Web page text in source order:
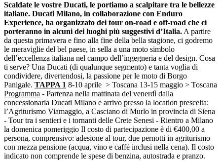
Scaldate le vostre Ducati, le portiamo a scalpitare tra le bellezze
italiane. Ducati Milano, in collaborazione con Enduro
Experience, ha organizzato dei tour on-road e off-road che ci
porteranno in alcuni dei luoghi più suggestivi d’Italia. A partire
da questa primavera e fino alla fine della bella stagione, ci godremo
le meraviglie del bel paese, in sella a una moto simbolo
dell’eccellenza italiana nel campo dell’ingegneria e del design. Cosa
ti serve? Una Ducati (di qualunque segmento) e tanta voglia di
condividere, divertendosi, la passione per le moto di Borgo
Panigale. TAPPA 1 8-10 aprile > Toscana 13-15 maggio > Toscana
Programma - Partenza nella mattinata del venerdì dalla
concessionaria Ducati Milano e arrivo presso la location prescelta:
l’Agriturismo Viamaggio, a Casciano di Murlo in provincia di Siena
- Tour tra i sentieri e i tornanti delle Crete Senesi - Rientro a Milano
la domenica pomeriggio Il costo di partecipazione è di €400,00 a
persona, comprensivo: adesione al tour, due pernotti in agriturismo
con mezza pensione (acqua, vino e caffè inclusi nella cena). Il costo
indicato non comprende le spese di benzina, autostrada e pranzo.